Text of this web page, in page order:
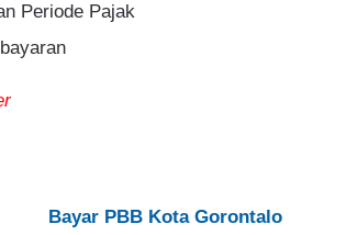
Periode Pajak
Bayar PBB Kota Gorontalo